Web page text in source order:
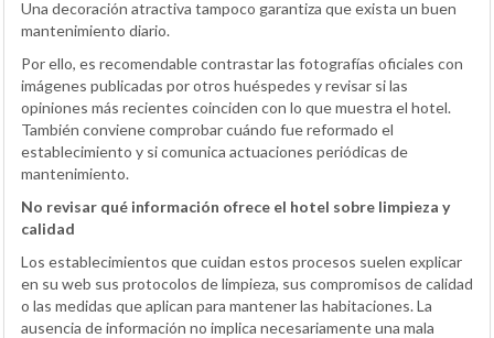
Una decoración atractiva tampoco garantiza que exista un buen
mantenimiento diario.
Por ello, es recomendable contrastar las fotografías oficiales con
imágenes publicadas por otros huéspedes y revisar si las
opiniones más recientes coinciden con lo que muestra el hotel.
También conviene comprobar cuándo fue reformado el
establecimiento y si comunica actuaciones periódicas de
mantenimiento.
No revisar qué información ofrece el hotel sobre limpieza y
calidad
Los establecimientos que cuidan estos procesos suelen explicar
en su web sus protocolos de limpieza, sus compromisos de calidad
o las medidas que aplican para mantener las habitaciones. La
ausencia de información no implica necesariamente una mala